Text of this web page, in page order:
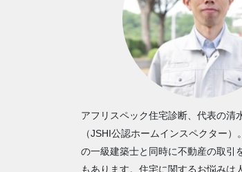
アフリスペック住宅診断、代表の清
（JSHI公認ホームインスペクター）
の一級建築士と同時に不動産の取引
もあります。住宅に関するお悩みは